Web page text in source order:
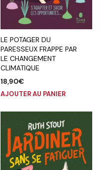
LE POTAGER DU
PARESSEUX FRAPPE PAR
LE CHANGEMENT
CLIMATIQUE
18,90€
AJOUTER AU PANIER